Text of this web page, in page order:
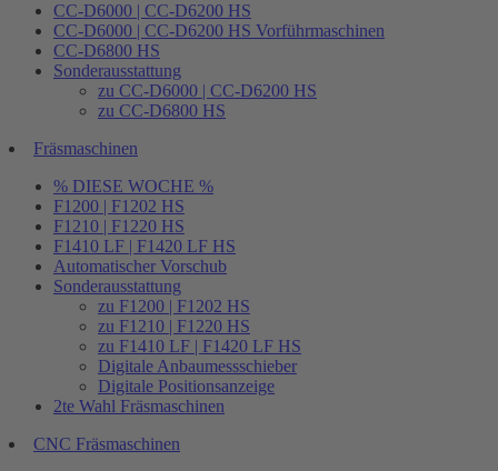
CC-D6000 | CC-D6200 HS
CC-D6000 | CC-D6200 HS Vorführmaschinen
CC-D6800 HS
Sonderausstattung
zu CC-D6000 | CC-D6200 HS
zu CC-D6800 HS
Fräsmaschinen
% DIESE WOCHE %
F1200 | F1202 HS
F1210 | F1220 HS
F1410 LF | F1420 LF HS
Automatischer Vorschub
Sonderausstattung
zu F1200 | F1202 HS
zu F1210 | F1220 HS
zu F1410 LF | F1420 LF HS
Digitale Anbaumessschieber
Digitale Positionsanzeige
2te Wahl Fräsmaschinen
CNC Fräsmaschinen